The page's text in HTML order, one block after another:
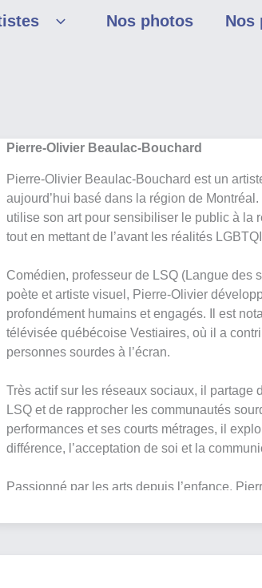
Nos photos Nos
Pierre-Olivier Beaulac-Bouchard
Pierre-Olivier Beaulac-Bouchard est un
aujourd’hui basé dans la région de
utilise son art pour sensibiliser le public à la
tout en mettant de l’avant les réalités
Comédien, professeur de LSQ (Langue des
poète et artiste visuel, Pierre-Olivier
profondément humains et engagés. Il est
télévisée québécoise Vestiaires, où il a
personnes sourdes à l’écran.
Très actif sur les réseaux sociaux, il partage
LSQ et de rapprocher les communautés
performances et ses courts métrages, il
différence, l’acceptation de soi et la
Passionné par les arts depuis l’enfance,
au syndrome d’Usher et aux défis sociaux